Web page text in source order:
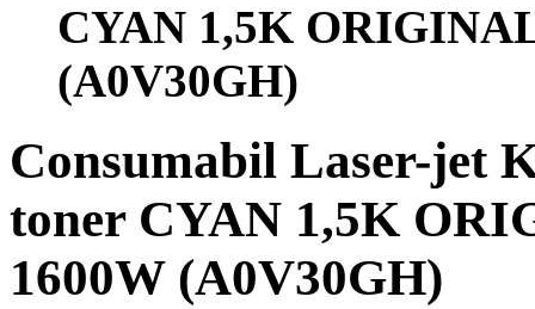
CYAN 1,5K
(A0V30GH)
Consumabil Laser-jet
toner CYAN 1,5K
1600W (A0V30GH)